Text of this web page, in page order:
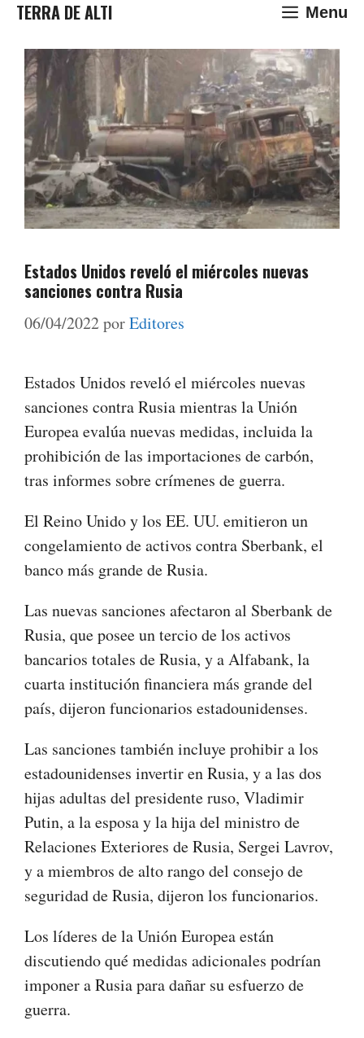
Saltar
contenido
TERRA DE ALTI Menu
Estados Unidos reveló el miércoles nuevas
sanciones contra Rusia
06/04/2022porEditores
Estados Unidos reveló el miércoles nuevas
sanciones contra Rusia mientras la Unión
Europea evalúa nuevas medidas, incluida la
prohibición de las importaciones de carbón,
tras informes sobre crímenes de guerra.
El Reino Unido y los EE. UU. emitieron un
congelamiento de activos contra Sberbank, el
banco más grande de Rusia.
Las nuevas sanciones afectaron al Sberbank de
Rusia, que posee un tercio de los activos
bancarios totales de Rusia, y a Alfabank, la
cuarta institución financiera más grande del
país, dijeron funcionarios estadounidenses.
Las sanciones también incluye prohibir a los
estadounidenses invertir en Rusia, y a las dos
hijas adultas del presidente ruso, Vladimir
Putin, a la esposa y la hija del ministro de
Relaciones Exteriores de Rusia, Sergei Lavrov,
y a miembros de alto rango del consejo de
seguridad de Rusia, dijeron los funcionarios.
Los líderes de la Unión Europea están
discutiendo qué medidas adicionales podrían
imponer a Rusia para dañar su esfuerzo de
guerra.